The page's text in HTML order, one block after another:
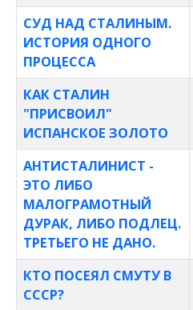
СУД НАД СТАЛИНЫМ.
ИСТОРИЯ ОДНОГО
ПРОЦЕССА
КАК СТАЛИН
"ПРИСВОИЛ"
ИСПАНСКОЕ ЗОЛОТО
АНТИСТАЛИНИСТ -
ЭТО ЛИБО
МАЛОГРАМОТНЫЙ
ДУРАК, ЛИБО ПОДЛЕЦ.
ТРЕТЬЕГО НЕ ДАНО.
КТО ПОСЕЯЛ СМУТУ В
СССР?